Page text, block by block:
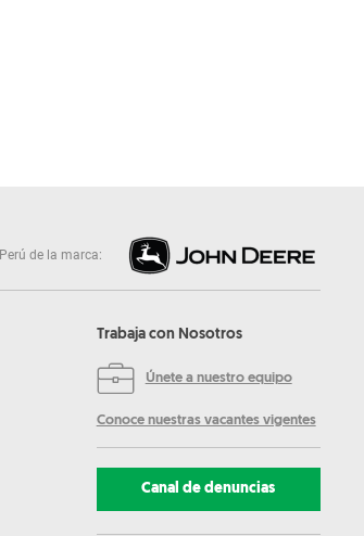
de la marca:
Trabaja con Nosotros
Únete a nuestro equipo
Conoce nuestras vacantes vigentes
Canal de denuncias